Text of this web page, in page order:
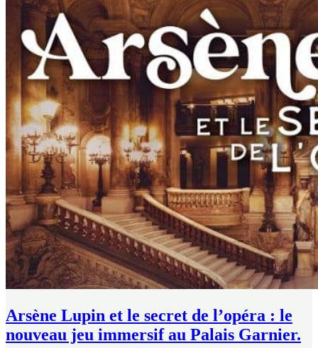
Arsène Lupin et le secret de l’opéra : le
nouveau jeu immersif au Palais Garnier.